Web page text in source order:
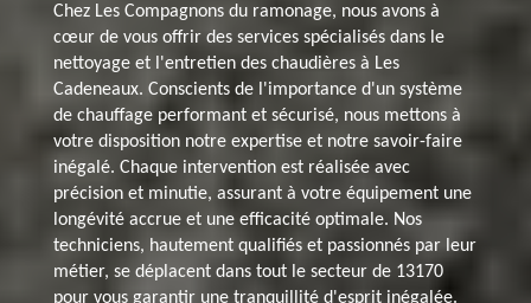
Chez Les Compagnons du ramonage, nous avons à
cœur de vous offrir des services spécialisés dans le
nettoyage et l'entretien des chaudières à Les
Cadeneaux. Conscients de l'importance d'un système
de chauffage performant et sécurisé, nous mettons à
votre disposition notre expertise et notre savoir-faire
inégalé. Chaque intervention est réalisée avec
précision et minutie, assurant à votre équipement une
longévité accrue et une efficacité optimale. Nos
techniciens, hautement qualifiés et passionnés par leur
métier, se déplacent dans tout le secteur de 13170
pour vous garantir une tranquillité d'esprit inégalée.